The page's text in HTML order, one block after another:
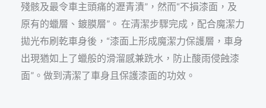
殘骸及最令車主頭痛的瀝青漬”，然而“不損漆面，及
原有的蠟層、鍍膜層”。 在清潔步驟完成，配合魔潔力
拋光布刷乾車身後，“漆面上形成魔潔力保護層，車身
出現猶如上了蠟般的滑溜感兼跣水，防止酸雨侵蝕漆
面”。做到清潔了車身且保護漆面的功效。